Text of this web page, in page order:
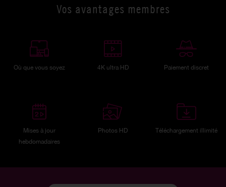
Vos avantages membres
Où que vous soyez 4K ultra HD Paiement discret
Mises à jour
hebdomadaires
Photos HD Téléchargement illimité